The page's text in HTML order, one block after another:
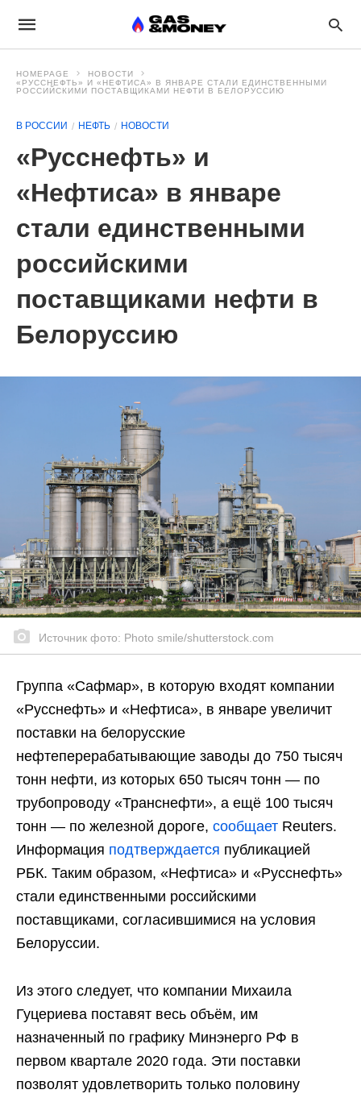
HOMEPAGE
НОВОСТИ
«РУССНЕФТЬ» И «НЕФТИСА» В ЯНВАРЕ СТАЛИ ЕДИНСТВЕННЫМИ
РОССИЙСКИМИ ПОСТАВЩИКАМИ НЕФТИ В БЕЛОРУССИЮ
В РОССИИ НЕФТЬ НОВОСТИ
«Русснефть» и
«Нефтиса» в январе
стали единственными
российскими
поставщиками нефти в
Белоруссию
Источник фото: Photo smile/shutterstock.com
Группа «Сафмар», в которую входят компании
«Русснефть» и «Нефтиса», в январе увеличит
поставки на белорусские
нефтеперерабатывающие заводы до 750 тысяч
тонн нефти, из которых 650 тысяч тонн — по
трубопроводу «Транснефти», а ещё 100 тысяч
тонн — по железной дороге, сообщает Reuters.
Информация подтверждается публикацией
РБК. Таким образом, «Нефтиса» и «Русснефть»
стали единственными российскими
поставщиками, согласившимися на условия
Белоруссии.
Из этого следует, что компании Михаила
Гуцериева поставят весь объём, им
назначенный по графику Минэнерго РФ в
первом квартале 2020 года. Эти поставки
позволят удовлетворить только половину